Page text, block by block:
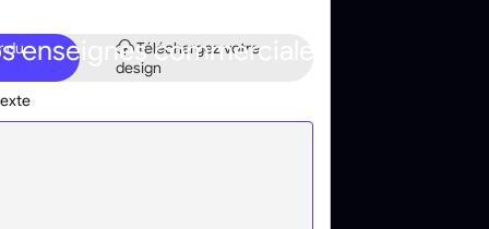
enseignes commerciales
du
Téléchargez votre
design